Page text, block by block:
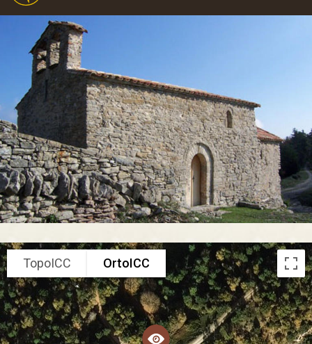
Main
TopoICC OrtoICC